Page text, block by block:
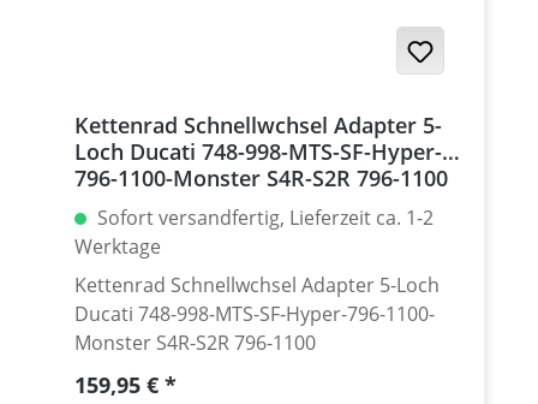
Kettenrad Schnellwchsel Adapter 5-
Loch Ducati 748-998-MTS-SF-Hyper-
796-1100-Monster S4R-S2R 796-1100
Sofort versandfertig, Lieferzeit ca. 1-2
Werktage
Kettenrad Schnellwchsel Adapter 5-Loch
Ducati 748-998-MTS-SF-Hyper-796-1100-
Monster S4R-S2R 796-1100
Regulärer Preis:
159,95 €